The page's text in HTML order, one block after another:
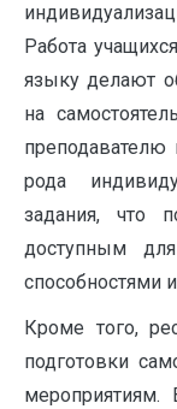
Работа
языку делают
на
преподавателю
рода
задания, что
доступным
способностями
Кроме того,
подготовки